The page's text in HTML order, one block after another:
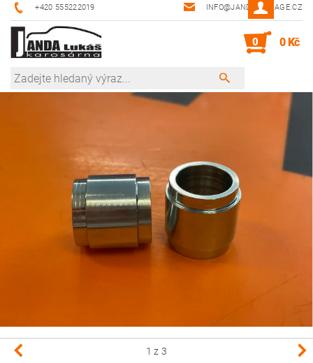
+420 555222019 INFO@JANDA-GARAGE.CZ
0 0 Kč
1 z 3